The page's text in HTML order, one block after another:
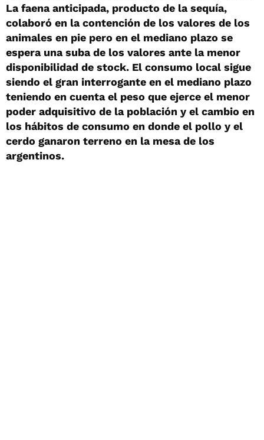
La faena anticipada, producto de la sequía,
colaboró en la contención de los valores de los
animales en pie pero en el mediano plazo se
espera una suba de los valores ante la menor
disponibilidad de stock. El consumo local sigue
siendo el gran interrogante en el mediano plazo
teniendo en cuenta el peso que ejerce el menor
poder adquisitivo de la población y el cambio en
los hábitos de consumo en donde el pollo y el
cerdo ganaron terreno en la mesa de los
argentinos.